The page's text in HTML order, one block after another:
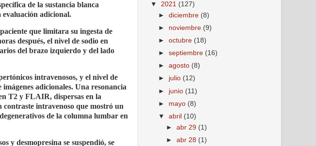
de la sustancia blanca
adicional.
que limitara su ingesta de
después, el nivel de sodio en
del brazo izquierdo y del lado
intravenosos, y el nivel de
adicionales. Una resonancia
T2 y FLAIR, dispersas en la
intravenoso que mostró un
de la columna lumbar en
y desmopresina se suspendió, se
▼ 2021 (127)
►diciembre (8)
► noviembre (9)
►octubre (18)
►septiembre (16)
►agosto (8)
► julio (12)
► junio (11)
► mayo (8)
▼abril (10)
►abr 29 (1)
►abr 28 (1)